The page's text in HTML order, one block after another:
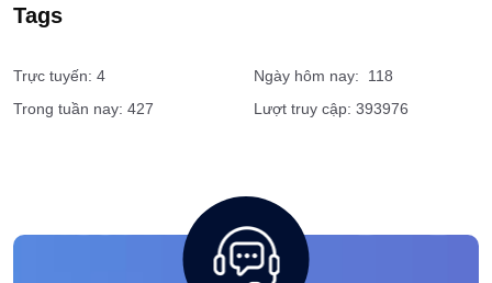
Tags
Trực tuyến: 4
Ngày hôm nay: 118
Trong tuần nay: 427
Lượt truy cập: 393976